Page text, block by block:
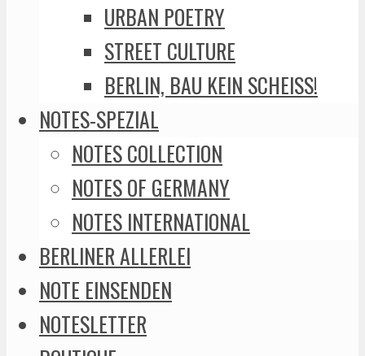
URBAN POETRY
STREET CULTURE
BERLIN, BAU KEIN SCHEISS!
NOTES-SPEZIAL
NOTES COLLECTION
NOTES OF GERMANY
NOTES INTERNATIONAL
BERLINER ALLERLEI
NOTE EINSENDEN
NOTESLETTER